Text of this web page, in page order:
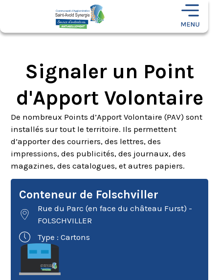
Signaler un Point
d'Apport Volontaire
De nombreux Points d’Apport Volontaire (PAV) sont
installés sur tout le territoire. Ils permettent
d’apporter des courriers, des lettres, des
impressions, des publicités, des journaux, des
magazines, des catalogues, et autres papiers.
Conteneur de Folschviller
Rue du Parc (en face du château Furst) -
FOLSCHVILLER
Type : Cartons